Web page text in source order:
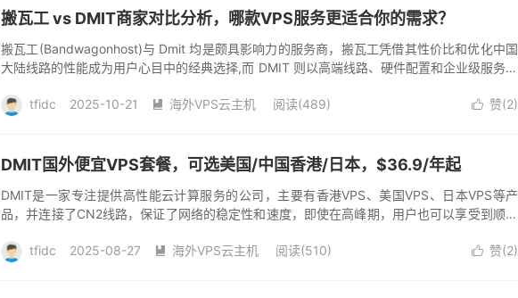
搬瓦工 vs DMIT商家对比分析，哪款VPS服务更适合你的需求？
搬瓦工(Bandwagonhost)与 Dmit 均是颇具影响力的服务商，搬瓦工凭借其性价比和优化中国
大陆线路的性能成为用户心目中的经典选择,而 DMIT 则以高端线路、硬件配置和企业级服务闻
 赞(2)
tfidc 2025-10-21  海外VPS云主机 阅读(489)
DMIT国外便宜VPS套餐，可选美国/中国香港/日本，$36.9/年起
DMIT是一家专注提供高性能云计算服务的公司，主要有香港VPS、美国VPS、日本VPS等产
品，并连接了CN2线路，保证了网络的稳定性和速度，即使在高峰期，用户也可以享受到顺畅
 赞(2)
tfidc 2025-08-27  海外VPS云主机 阅读(510)